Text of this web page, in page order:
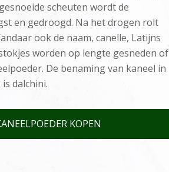
scheuten wordt de
en gedroogd. Na het drogen rolt
ook de naam, canelle, Latijns
worden op lengte gesneden of
De benaming van kaneel in
dalchini.
KOPEN